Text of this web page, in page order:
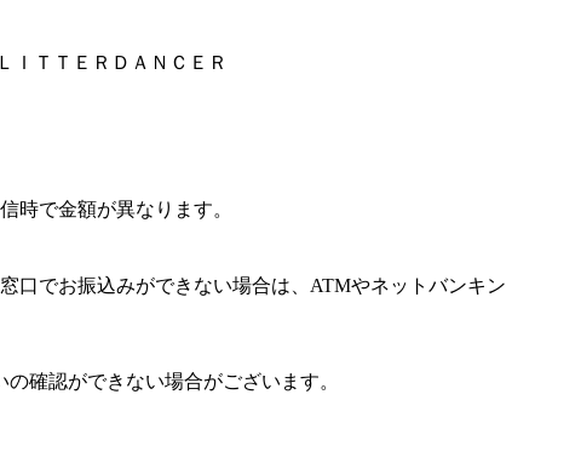
ＩＴＴＥＲＤＡＮＣＥＲ
時で金額が異なります。
口でお振込みができない場合は、ATMやネットバンキン
確認ができない場合がございます。